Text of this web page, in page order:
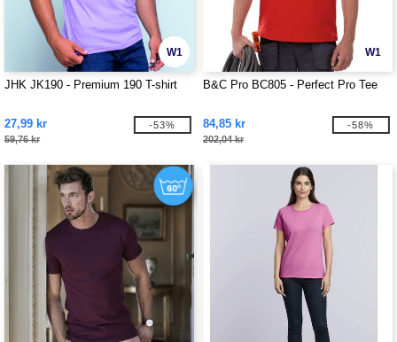
W1
JHK JK190 - Premium 190 T-shirt
27,99 kr
59,76 kr
-53%
W1
B&C Pro BC805 - Perfect Pro Tee
84,85 kr
202,04 kr
-58%